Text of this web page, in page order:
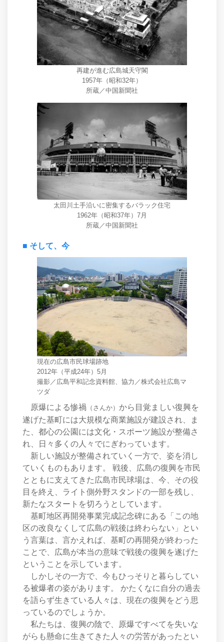
再建が進む広島城天守閣
1957年（昭和32年）
所蔵／中国新聞社
太田川土手沿いに密集するバラック住宅
1962年（昭和37年）7月
所蔵／中国新聞社
■ そして、今
現在の広島市民球場跡地
2012年（平成24年）5月
撮影／広島平和記念資料館、協力／株式会社広島マ
ツダ
原爆による惨禍 （さんか） から目覚ましい復興を
遂げた基町には大規模な商業施設が建設され、ま
た、都心の公園には文化・スポーツ施設が整備さ
れ、日々多くの人々でにぎわっています。
新しい施設が整備されていく一方で、姿を消し
ていくものもあります。 戦後、広島の復興を市民
とともに支えてきた広島市民球場は、今、その役
目を終え、ライト側外野スタンドの一部を残し、
新たなスタートを切ろうとしています。
基町地区再開発事業完成記念碑にある「この地
区の改良なくして広島の戦後は終わらない」とい
う言葉は、言かえれば、基町の再開発が終わった
ことで、広島が本当の意味で戦後の復興を遂げた
ということを示しています。
しかしその一方で、今もひっそりと暮らしてい
る被爆者の姿があります。 かたくなに自分の過去
を語らず生きている人々は、現在の復興をどう思
っているのでしょうか。
私たちは、復興の陰で、原爆ですべてを失いな
がらも懸命に生きてきた人々の労苦があったとい